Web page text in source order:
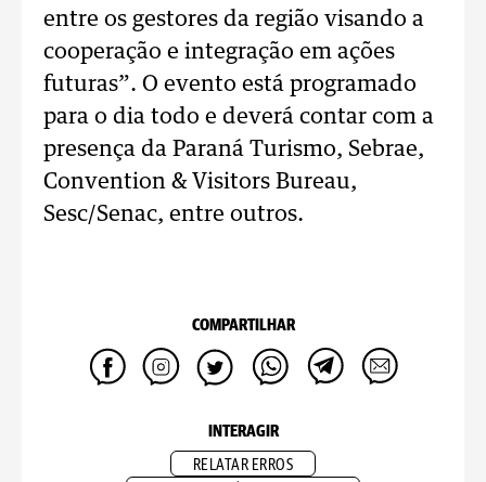
entre os gestores da região visando a
cooperação e integração em ações
futuras”. O evento está programado
para o dia todo e deverá contar com a
presença da Paraná Turismo, Sebrae,
Convention & Visitors Bureau,
Sesc/Senac, entre outros.
COMPARTILHAR
INTERAGIR
RELATAR ERROS